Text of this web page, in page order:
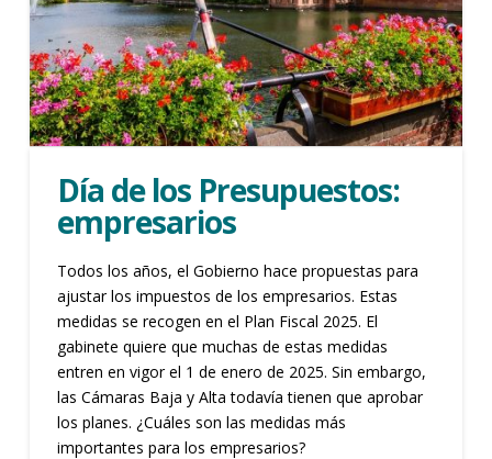
Día de los Presupuestos:
empresarios
Todos los años, el Gobierno hace propuestas para
ajustar los impuestos de los empresarios. Estas
medidas se recogen en el Plan Fiscal 2025. El
gabinete quiere que muchas de estas medidas
entren en vigor el 1 de enero de 2025. Sin embargo,
las Cámaras Baja y Alta todavía tienen que aprobar
los planes. ¿Cuáles son las medidas más
importantes para los empresarios?